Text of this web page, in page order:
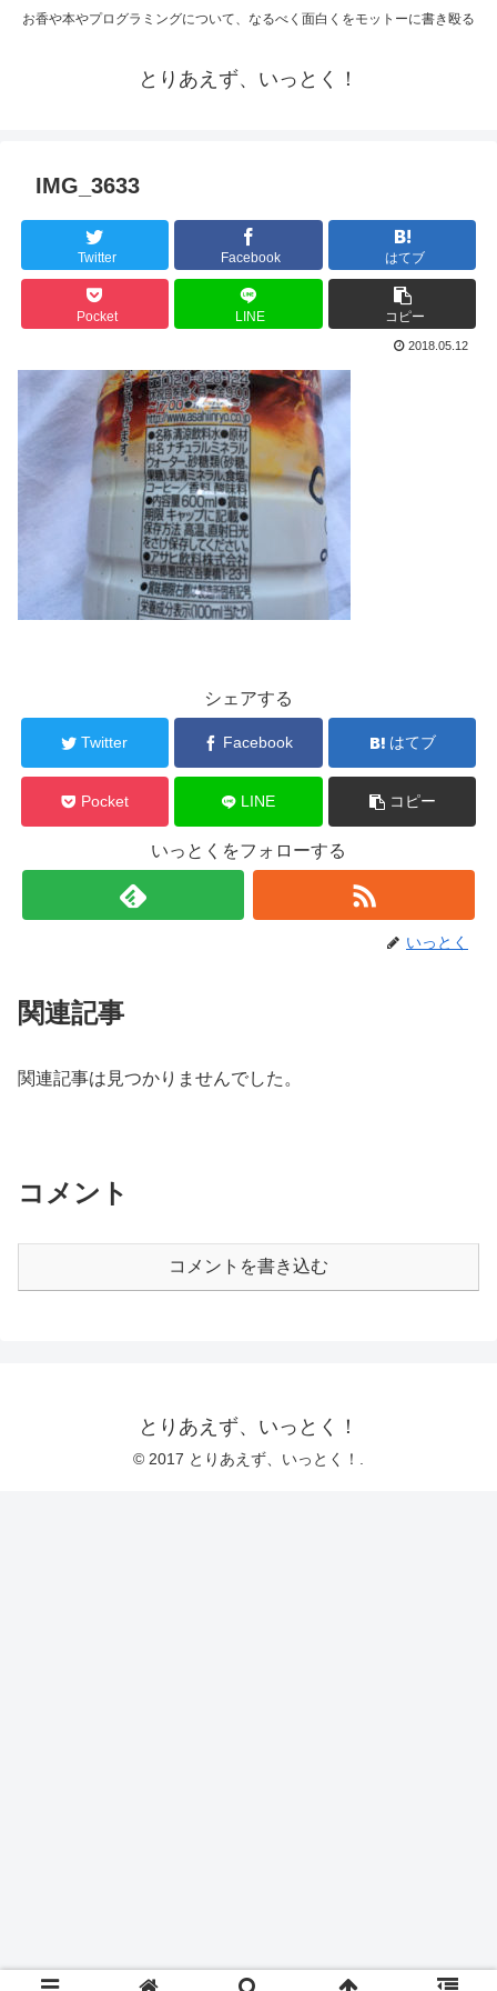
お香や本やプログラミングについて、なるべく面白くをモットーに書き殴る
とりあえず、いっとく！
IMG_3633
Twitter Facebook はてブ
Pocket LINE コピー
2018.05.12
シェアする
Twitter Facebook はてブ
Pocket LINE コピー
いっとくをフォローする
いっとく
関連記事
関連記事は見つかりませんでした。
コメント
コメントを書き込む
とりあえず、いっとく！
© 2017 とりあえず、いっとく！.